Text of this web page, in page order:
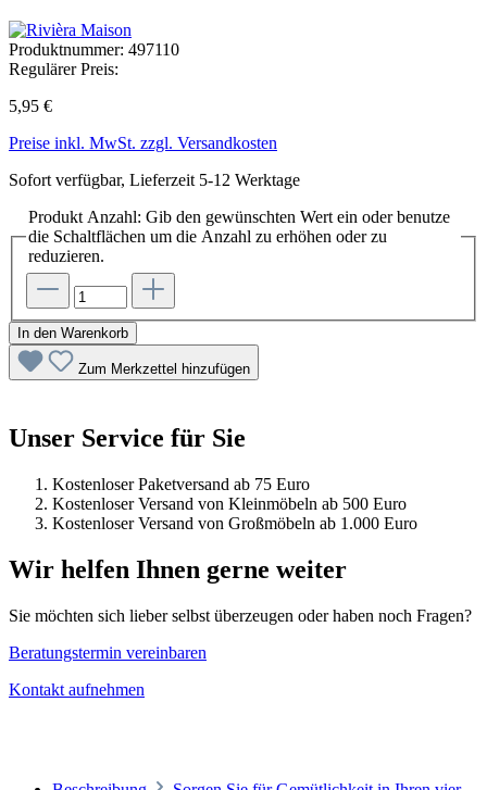
Produktnummer: 497110
Regulärer Preis:
5,95 €
Preise inkl. MwSt. zzgl. Versandkosten
Sofort verfügbar, Lieferzeit 5-12 Werktage
Produkt Anzahl: Gib den gewünschten Wert ein oder benutze
die Schaltflächen um die Anzahl zu erhöhen oder zu
reduzieren.
In den Warenkorb
Zum Merkzettel hinzufügen
Unser Service für Sie
Kostenloser Paketversand ab 75 Euro
Kostenloser Versand von Kleinmöbeln ab 500 Euro
Kostenloser Versand von Großmöbeln ab 1.000 Euro
Wir helfen Ihnen gerne weiter
Sie möchten sich lieber selbst überzeugen oder haben noch Fragen?
Beratungstermin vereinbaren
Kontakt aufnehmen